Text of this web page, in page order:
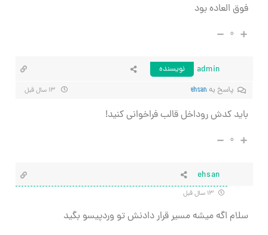
فوق العاده بود
۰
admin
نویسنده
پاسخ بهehsan
باید کدش روداخل قالب فراخوانی کنید!
۰
ehsan
سلام اگه میشه مسیر قرار دادنش تو وردپیسو بگید